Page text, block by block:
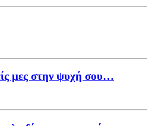
μες στην ψυχή σου…